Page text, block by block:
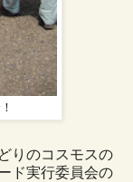
りのコスモスの
ド実行委員会の